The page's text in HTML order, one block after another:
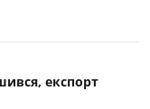
експорт